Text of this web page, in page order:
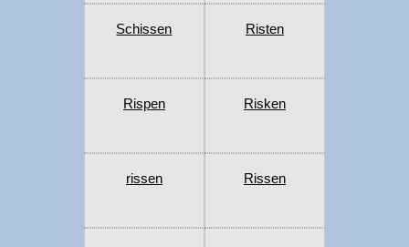
Schissen Risten
Rispen Risken
rissen Rissen